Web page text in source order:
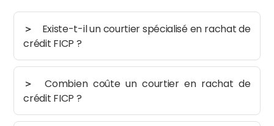
Existe-t-il un courtier spécialisé en rachat de
crédit FICP ?
Combien coûte un courtier en rachat de
crédit FICP ?